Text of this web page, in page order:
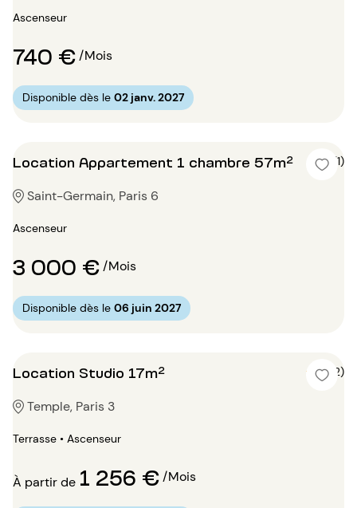
Ascenseur
740 €/Mois
Disponible dès le 02 janv. 2027
Location Appartement 1 chambre 57m² 5 (1)
Saint-Germain, Paris 6
Ascenseur
3 000 €/Mois
Disponible dès le 06 juin 2027
Location Studio 17m² 4 (2)
Temple, Paris 3
Terrasse • Ascenseur
À partir de 1 256 €/Mois